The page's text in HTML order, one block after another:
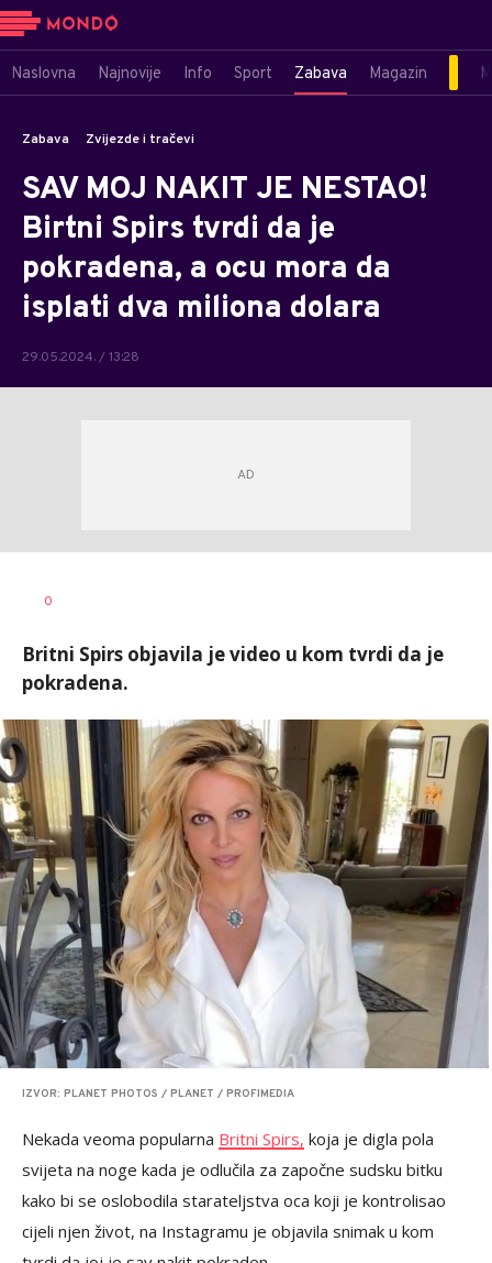
Naslovna Najnovije Info Sport Zabava Magazin
Zabava Zvijezde i tračevi
SAV MOJ NAKIT JE NESTAO!
Birtni Spirs tvrdi da je
pokradena, a ocu mora da
isplati dva miliona dolara
29.05.2024. / 13:28
0
Britni Spirs objavila je video u kom tvrdi da je
pokradena.
IZVOR: PLANET PHOTOS / PLANET / PROFIMEDIA
Nekada veoma popularna Britni Spirs, koja je digla pola
svijeta na noge kada je odlučila za započne sudsku bitku
kako bi se oslobodila starateljstva oca koji je kontrolisao
cijeli njen život, na Instagramu je objavila snimak u kom